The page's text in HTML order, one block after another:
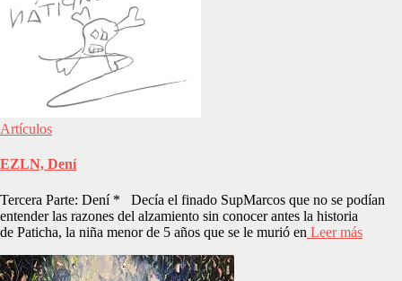
Artículos
EZLN, Dení
Tercera Parte: Dení * Decía el finado SupMarcos que no se podían
entender las razones del alzamiento sin conocer antes la historia
de Paticha, la niña menor de 5 años que se le murió en Leer más